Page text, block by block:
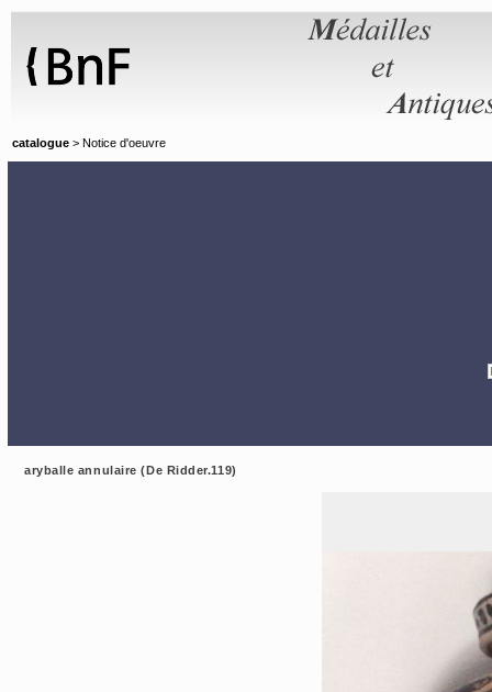
catalogue > Notice d'oeuvre
aryballe annulaire (De Ridder.119)